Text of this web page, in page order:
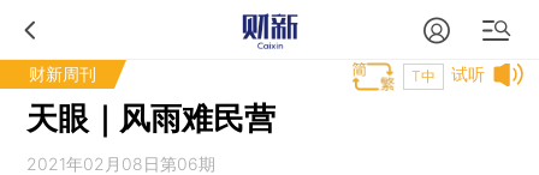
财新周刊 试听
T中
天眼｜风雨难民营
2021年02月08日第06期